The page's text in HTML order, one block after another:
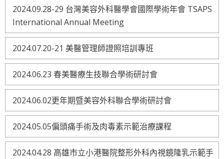
2024.09.28-29 台灣美容外科醫學會國際學術年會 TSAPS
International Annual Meeting
2024.07.20-21 美醫管理師證照培訓專班
2024.06.23 春美醫療生技聯合學術研討會
2024.06.02更年期暨美容外科聯合學術研討會
2024.05.05偏頭痛手術及肉毒素示範治療課程
2024.04.28 高雄市立小港醫院整形外科內視鏡隆乳示範手